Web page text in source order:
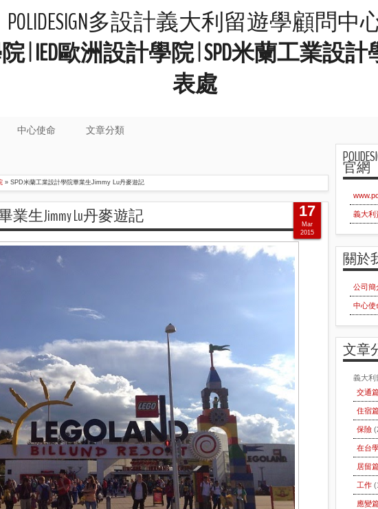
POLIDESIGN多設計義大利留遊學顧問中
院 | IED歐洲設計學院 | SPD米蘭工業
表處
中心使命 文章分類
» SPD米蘭工業設計學院畢業生Jimmy Lu丹麥遊記
生Jimmy Lu丹麥遊記 17
Mar
2015
官網
義大利
關於
公司簡
中心使
文章
義大利
交通
住宿
保險
在台
居留
工作
應變